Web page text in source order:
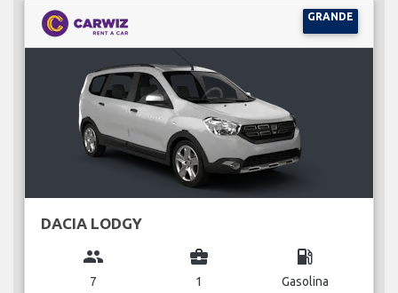
GRANDE
DACIA LODGY
group
7
business_center
1
local_gas_station
Gasolina